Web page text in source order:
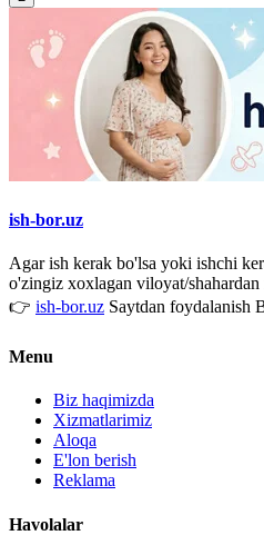
ish-bor.uz
Agar ish kerak bo'lsa yoki ishchi
o'zingiz xoxlagan viloyat/
👉 ish-bor.uz Saytdan foydalanish
Menu
Biz haqimizda
Xizmatlarimiz
Aloqa
E'lon berish
Reklama
Havolalar